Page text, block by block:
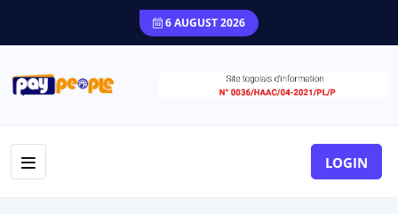
6 AUGUST 2026
LOGIN